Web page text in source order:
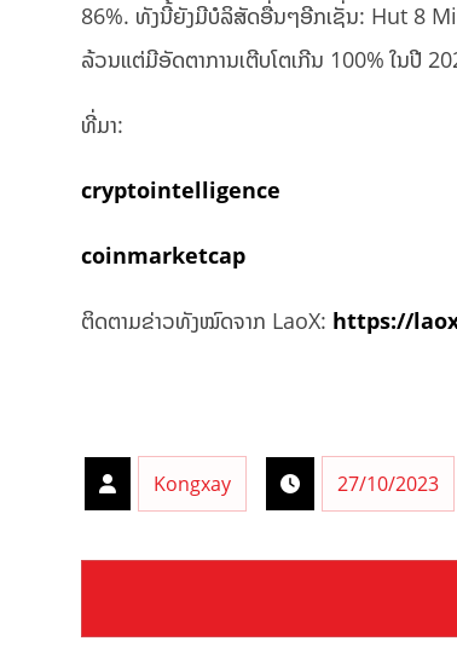
86%. ທັງນີ້ຍັງມີບໍລິສັດອື່ນໆອີກເຊັ່ນ: Hut 8
ລ້ວນແຕ່ມີອັດຕາການເຕີບໂຕເກີນ 100% ໃນປີ
ທີ່ມາ:
cryptointelligence
coinmarketcap
ຕິດຕາມຂ່າວທັງໝົດຈາກ LaoX: https://
Kongxay 27/10/2023